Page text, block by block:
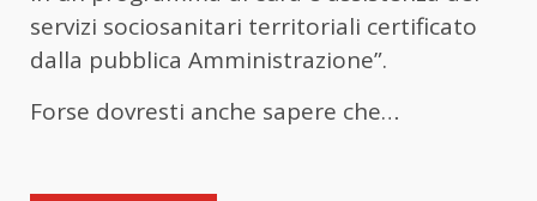
servizi sociosanitari territoriali certificato
dalla pubblica Amministrazione”.
Forse dovresti anche sapere che…